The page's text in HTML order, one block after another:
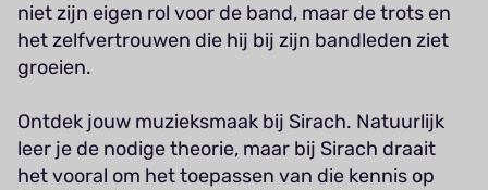
niet zijn eigen rol voor de band, maar de trots en
het zelfvertrouwen die hij bij zijn bandleden ziet
groeien.
Ontdek jouw muzieksmaak bij Sirach. Natuurlijk
leer je de nodige theorie, maar bij Sirach draait
het vooral om het toepassen van die kennis op